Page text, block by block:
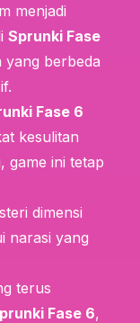
menjadi
Sprunki Fase
yang berbeda
Fase 6
kesulitan
game ini tetap
dimensi
narasi yang
terus
Fase 6,